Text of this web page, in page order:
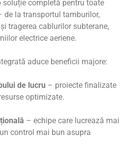
completă pentru toate
de la transportul tamburilor,
tragerea cablurilor subterane,
electrice aeriene.
aduce beneficii majore:
de lucru – proiecte finalizate
optimizate.
– echipe care lucrează mai
control mai bun asupra